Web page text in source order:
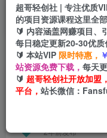
首页 创业课程 会员专属
（6912期）全网
子安全稳定运营海
2年前发布
超哥轻创社 | 专注优质
的项目资源课程这里全
🔰 内容涵盖网赚项目、
每日稳定更新20-30优质
🔰 本站VIP 限时特惠，
站资源免费下载， 每天
🔰 超哥轻创社开放加盟
平台， 站长微信：